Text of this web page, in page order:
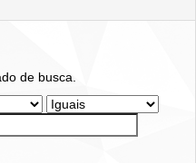
de busca.